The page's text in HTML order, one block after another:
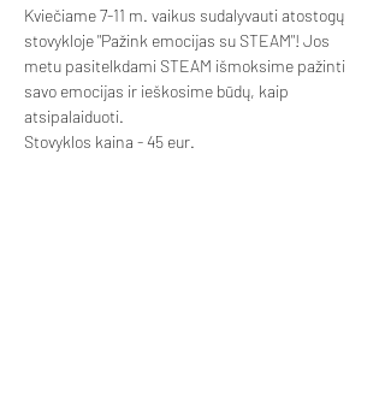
Kviečiame 7-11 m. vaikus sudalyvauti atostogų
stovykloje "Pažink emocijas su STEAM"! Jos
metu pasitelkdami STEAM išmoksime pažinti
savo emocijas ir ieškosime būdų, kaip
atsipalaiduoti.
Stovyklos kaina - 45 eur.